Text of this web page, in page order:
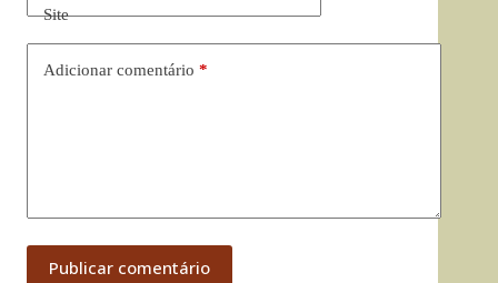
Site
Adicionar comentário *
Publicar comentário